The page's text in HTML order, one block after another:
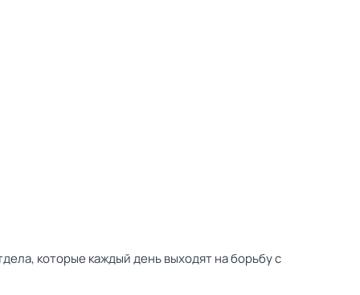
которые каждый день выходят на борьбу с